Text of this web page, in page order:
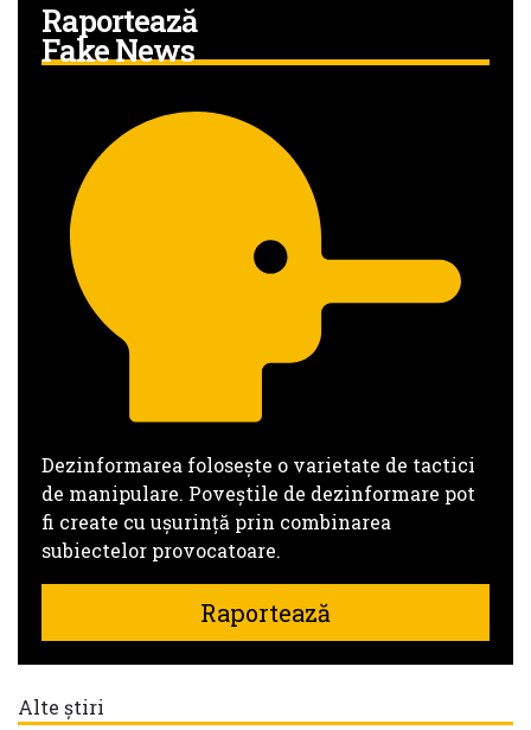
Raportează
Fake News
Dezinformarea folosește o varietate de tactici
de manipulare. Poveștile de dezinformare pot
fi create cu ușurință prin combinarea
subiectelor provocatoare.
Raportează
Alte știri